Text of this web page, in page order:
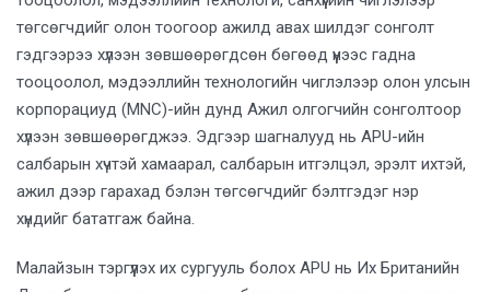
төгсөгчдийг олон тоогоор ажилд авах шилдэг сонголт
гэдгээрээ хүлээн зөвшөөрөгдсөн бөгөөд үүнээс гадна
тооцоолол, мэдээллийн технологийн чиглэлээр олон улсын
корпорациуд (MNC)-ийн дунд Ажил олгогчийн сонголтоор
хүлээн зөвшөөрөгджээ. Эдгээр шагналууд нь APU-ийн
салбарын хүчтэй хамаарал, салбарын итгэлцэл, эрэлт ихтэй,
ажил дээр гарахад бэлэн төгсөгчдийг бэлтгэдэг нэр
хүндийг бататгаж байна.
Малайзын тэргүүлэх их сургууль болох APU нь Их Британийн